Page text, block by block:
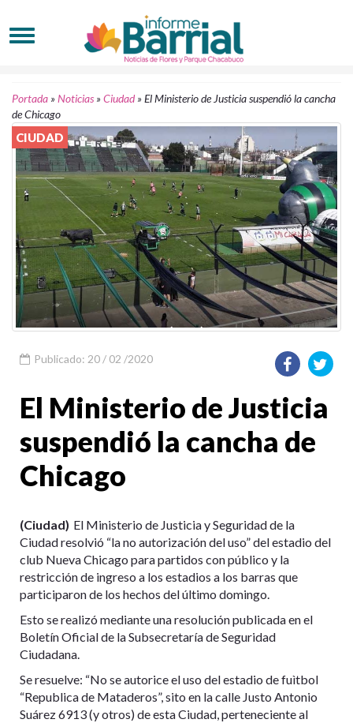
Portada »Noticias »Ciudad»El Ministerio de Justicia suspendió la cancha
de Chicago
CIUDAD
Publicado: 20 / 02 /2020
El Ministerio de Justicia
suspendió la cancha de
Chicago
(Ciudad) El Ministerio de Justicia y Seguridad de la
Ciudad resolvió “la no autorización del uso” del estadio del
club Nueva Chicago para partidos con público y la
restricción de ingreso a los estadios a los barras que
participaron de los hechos del último domingo.
Esto se realizó mediante una resolución publicada en el
Boletín Oficial de la Subsecretaría de Seguridad
Ciudadana.
Se resuelve: “No se autorice el uso del estadio de fuìtbol
“Republica de Mataderos”, sito en la calle Justo Antonio
Suárez 6913 (y otros) de esta Ciudad, perteneciente al